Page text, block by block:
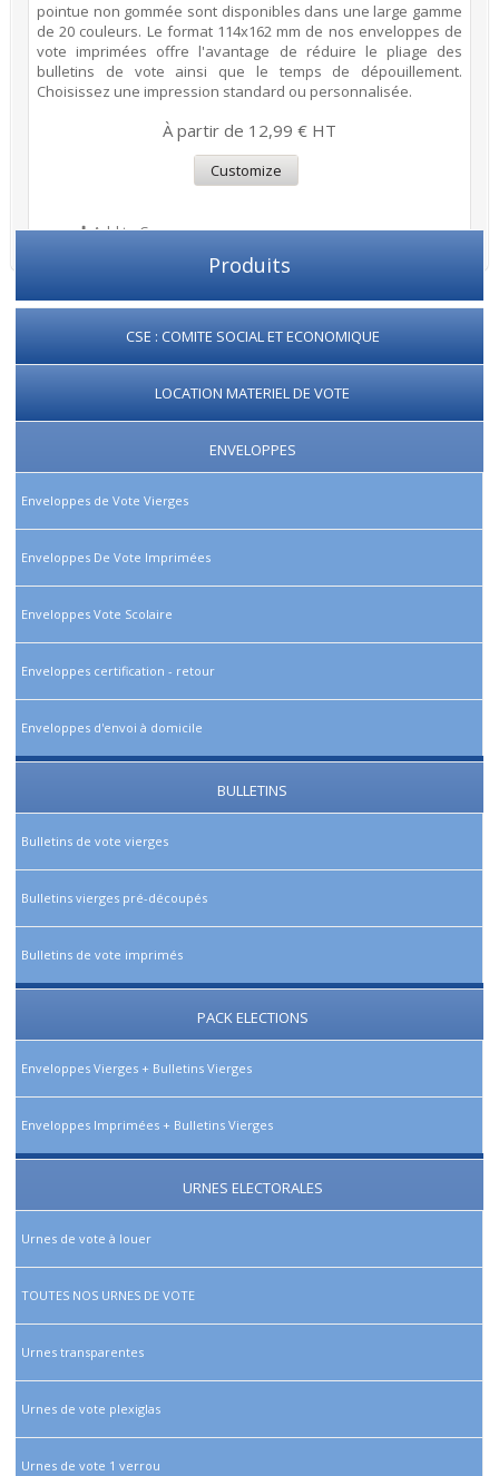
pointue non gommée sont disponibles dans une large gamme
de 20 couleurs. Le format 114x162 mm de nos enveloppes de
vote imprimées offre l'avantage de réduire le pliage des
bulletins de vote ainsi que le temps de dépouillement.
Choisissez une impression standard ou personnalisée.
À partir de 12,99 € HT
Customize
Add to Compare
Produits
CSE : COMITE SOCIAL ET ECONOMIQUE
LOCATION MATERIEL DE VOTE
ENVELOPPES
Enveloppes de Vote Vierges
Enveloppes De Vote Imprimées
Enveloppes Vote Scolaire
Enveloppes certification - retour
Enveloppes d'envoi à domicile
BULLETINS
Bulletins de vote vierges
Bulletins vierges pré-découpés
Bulletins de vote imprimés
PACK ELECTIONS
Enveloppes Vierges + Bulletins Vierges
Enveloppes Imprimées + Bulletins Vierges
URNES ELECTORALES
Urnes de vote à louer
TOUTES NOS URNES DE VOTE
Urnes transparentes
Urnes de vote plexiglas
Urnes de vote 1 verrou